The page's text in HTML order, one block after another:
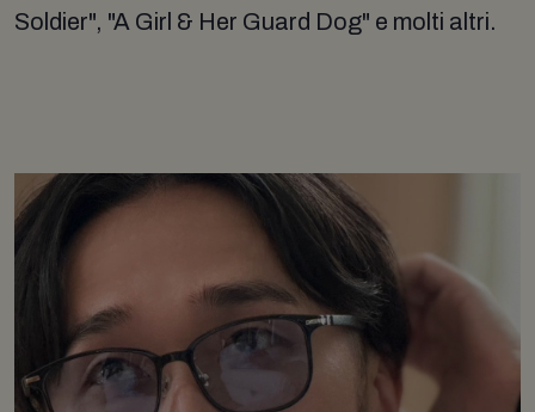
Soldier", "A Girl & Her Guard Dog" e molti altri.